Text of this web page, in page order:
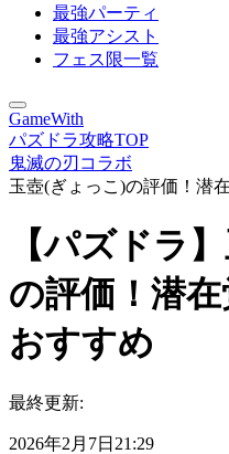
最強パーティ
最強アシスト
フェス限一覧
GameWith
パズドラ攻略TOP
鬼滅の刃コラボ
玉壺(ぎょっこ)の評価！潜
【パズドラ
の評価！潜
おすすめ
最終更新:
2026年2月7日21:29